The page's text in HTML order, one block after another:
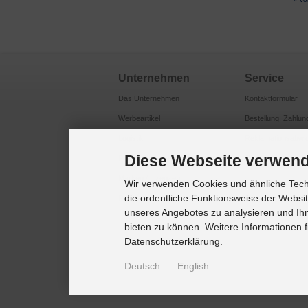
Unternehmen
Das Unternehmen
Werbeartikel
Produktsicherheit
Referenzkunden
Service
Kontaktformular
Bestellung,
Cookie
Diese Webseite
Wir verwenden Cookies und ähnliche
die ordentliche Funktionsweise der
unseres Angebotes zu analysieren und
bieten zu können. Weitere Informationen
Datenschutzerklärung.
Deutsch English